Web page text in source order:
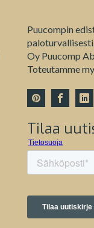
Puucompin
Oy Puucomp
Toteutamme
Tilaa